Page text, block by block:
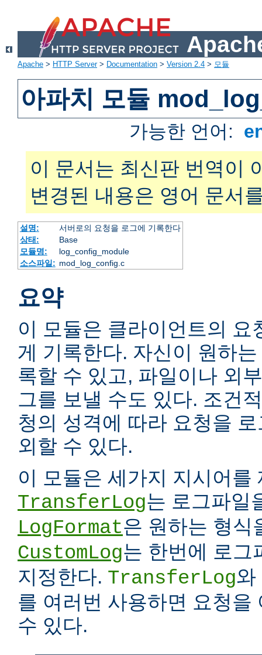
Apache > HTTP Server> Documentation > Version 2.4 > 모듈
아파치 모듈
가능한 언어:
이 문서는 최신판 번역이
변경된 내용은 영어 문서
설명:
서버로의 요청을 로그에 기록한다
상태:
Base
모듈명:
log_config_module
소스파일: mod_log_config.c
요약
이 모듈은 클라이언트의 요
게 기록한다. 자신이 원하
록할 수 있고, 파일이나 외
그를 보낼 수도 있다. 조건
청의 성격에 따라 요청을
외할 수 있다.
이 모듈은 세가지 지시어를
TransferLog는 로그파일
LogFormat은 원하는 형식
CustomLog는 한번에 로그
지정한다. TransferLog와
를 여러번 사용하면 요청을
수 있다.